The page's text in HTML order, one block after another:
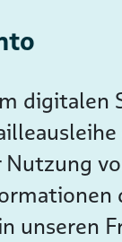
digitalen
unseren